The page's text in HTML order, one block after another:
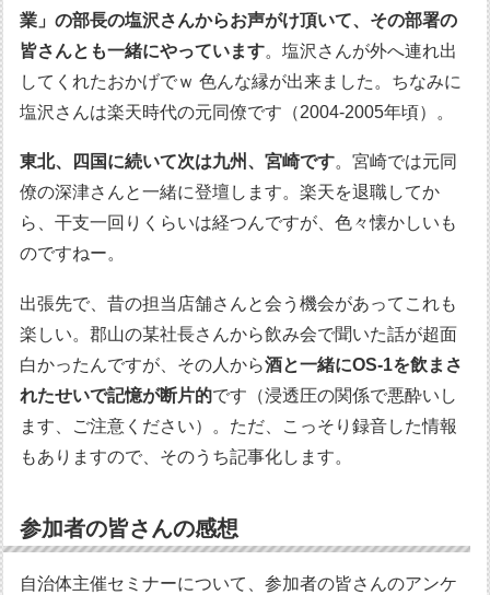
業」の部長の塩沢さんからお声がけ頂いて、その部署の
皆さんとも一緒にやっています。塩沢さんが外へ連れ出
してくれたおかげでｗ 色んな縁が出来ました。ちなみに
塩沢さんは楽天時代の元同僚です（2004-2005年頃）。
東北、四国に続いて次は九州、宮崎です。宮崎では元同
僚の深津さんと一緒に登壇します。楽天を退職してか
ら、干支一回りくらいは経つんですが、色々懐かしいも
のですねー。
出張先で、昔の担当店舗さんと会う機会があってこれも
楽しい。郡山の某社長さんから飲み会で聞いた話が超面
白かったんですが、その人から酒と一緒にOS-1を飲まさ
れたせいで記憶が断片的です（浸透圧の関係で悪酔いし
ます、ご注意ください）。ただ、こっそり録音した情報
もありますので、そのうち記事化します。
参加者の皆さんの感想
自治体主催セミナーについて、参加者の皆さんのアンケ